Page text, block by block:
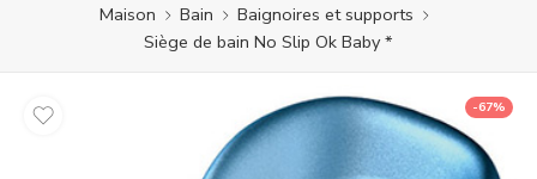
Maison Bain
Baignoires et supports
Siège de bain No Slip Ok Baby *
-67%